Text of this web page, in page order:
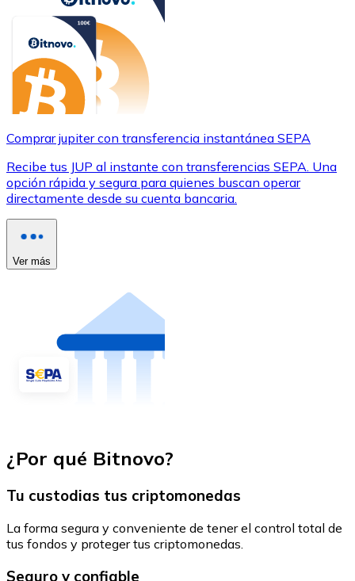
Comprar jupiter con transferencia instantánea SEPA
Recibe tus JUP al instante con transferencias SEPA. Una
opción rápida y segura para quienes buscan operar
directamente desde su cuenta bancaria.
Ver más
¿Por qué Bitnovo?
Tu custodias tus criptomonedas
La forma segura y conveniente de tener el control total de
tus fondos y proteger tus criptomonedas.
Seguro y confiable